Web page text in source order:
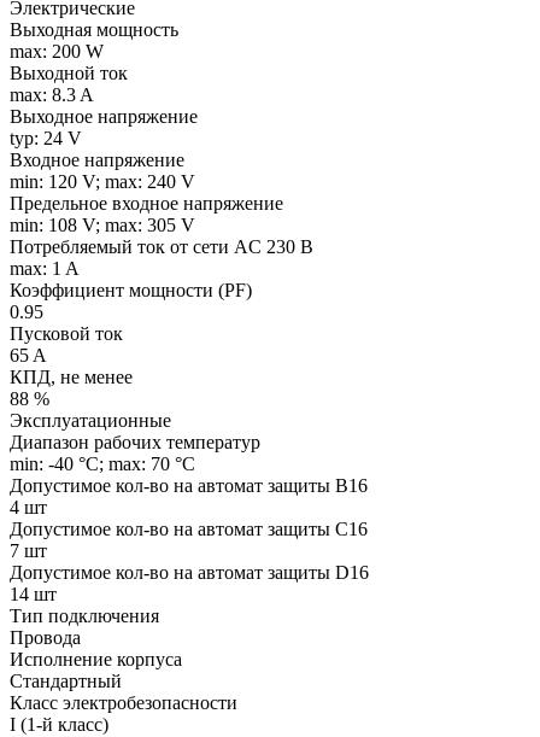
Электрические
Выходная мощность
max: 200 W
Выходной ток
max: 8.3 A
Выходное напряжение
typ: 24 V
Входное напряжение
min: 120 V; max: 240 V
Предельное входное напряжение
min: 108 V; max: 305 V
Потребляемый ток от сети AC 230 В
max: 1 A
Коэффициент мощности (PF)
0.95
Пусковой ток
65 A
КПД, не менее
88 %
Эксплуатационные
Диапазон рабочих температур
min: -40 °C; max: 70 °C
Допустимое кол-во на автомат защиты B16
4 шт
Допустимое кол-во на автомат защиты C16
7 шт
Допустимое кол-во на автомат защиты D16
14 шт
Тип подключения
Провода
Исполнение корпуса
Стандартный
Класс электробезопасности
I (1-й класс)